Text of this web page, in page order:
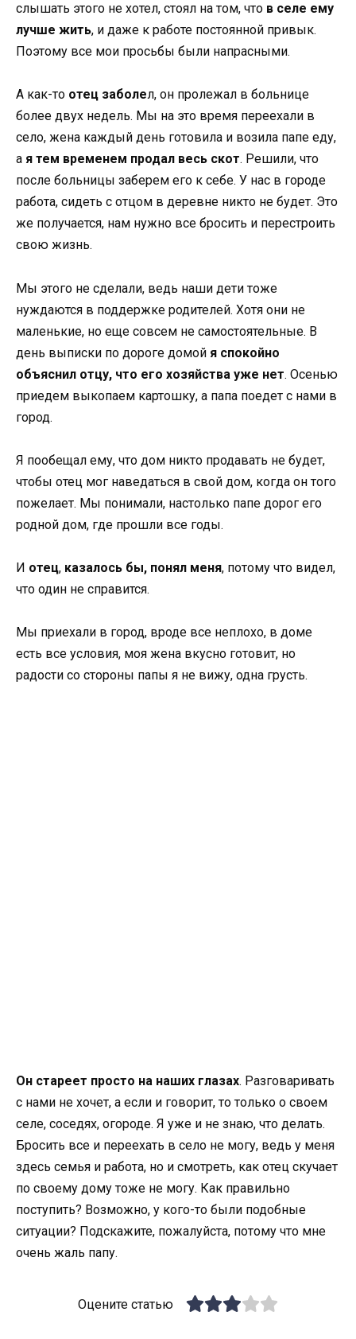
слышать этого не хотел, стоял на том, что в селе ему
лучше жить, и даже к работе постоянной привык.
Поэтому все мои просьбы были напрасными.
А как-то отец заболел, он пролежал в больнице
более двух недель. Мы на это время переехали в
село, жена каждый день готовила и возила папе еду,
а я тем временем продал весь скот. Решили, что
после больницы заберем его к себе. У нас в городе
работа, сидеть с отцом в деревне никто не будет. Это
же получается, нам нужно все бросить и перестроить
свою жизнь.
Мы этого не сделали, ведь наши дети тоже
нуждаются в поддержке родителей. Хотя они не
маленькие, но еще совсем не самостоятельные. В
день выписки по дороге домой я спокойно
объяснил отцу, что его хозяйства уже нет. Осенью
приедем выкопаем картошку, а папа поедет с нами в
город.
Я пообещал ему, что дом никто продавать не будет,
чтобы отец мог наведаться в свой дом, когда он того
пожелает. Мы понимали, настолько папе дорог его
родной дом, где прошли все годы.
И отец, казалось бы, понял меня, потому что видел,
что один не справится.
Мы приехали в город, вроде все неплохо, в доме
есть все условия, моя жена вкусно готовит, но
радости со стороны папы я не вижу, одна грусть.
Он стареет просто на наших глазах. Разговаривать
с нами не хочет, а если и говорит, то только о своем
селе, соседях, огороде. Я уже и не знаю, что делать.
Бросить все и переехать в село не могу, ведь у меня
здесь семья и работа, но и смотреть, как отец скучает
по своему дому тоже не могу. Как правильно
поступить? Возможно, у кого-то были подобные
ситуации? Подскажите, пожалуйста, потому что мне
очень жаль папу.
Оцените статью